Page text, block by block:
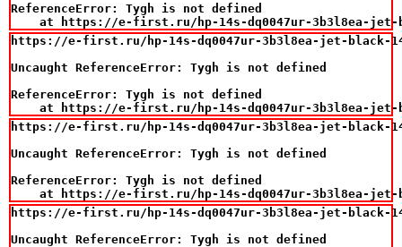
ReferenceError: Tygh is not defined
at https://e-first.ru/hp-14s-dq0047ur-3b3l8ea-
https://e-first.ru/hp-14s-dq0047ur-3b3l8ea-jet-black-14-
Uncaught ReferenceError: Tygh is not defined
ReferenceError: Tygh is not defined
at https://e-first.ru/hp-14s-dq0047ur-3b3l8ea-
https://e-first.ru/hp-14s-dq0047ur-3b3l8ea-jet-black-14-
Uncaught ReferenceError: Tygh is not defined
ReferenceError: Tygh is not defined
at https://e-first.ru/hp-14s-dq0047ur-3b3l8ea-
https://e-first.ru/hp-14s-dq0047ur-3b3l8ea-jet-black-14-
Uncaught ReferenceError: Tygh is not defined